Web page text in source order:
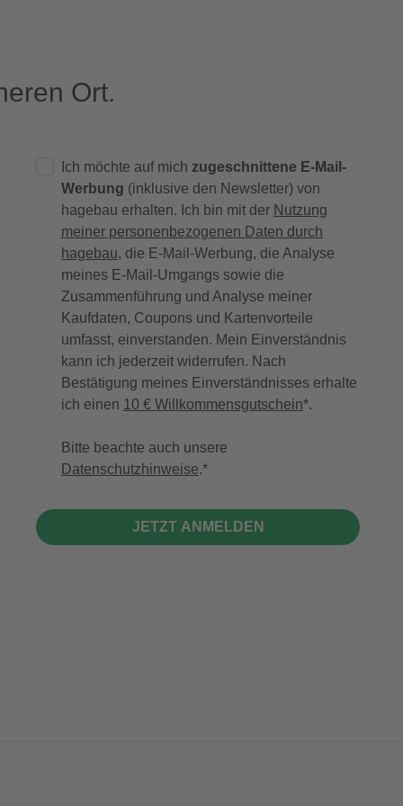
Ort.
Ich möchte auf mich zugeschnittene E-Mail-
Werbung (inklusive den Newsletter) von
hagebau erhalten. Ich bin mit der Nutzung
meiner personenbezogenen Daten durch
hagebau, die E-Mail-Werbung, die Analyse
meines E-Mail-Umgangs sowie die
Zusammenführung und Analyse meiner
Kaufdaten, Coupons und Kartenvorteile
umfasst, einverstanden. Mein Einverständnis
kann ich jederzeit widerrufen. Nach
Bestätigung meines Einverständnisses erhalte
ich einen 10 € Willkommensgutschein*.
Bitte beachte auch unsere
Datenschutzhinweise.
JETZT ANMELDEN